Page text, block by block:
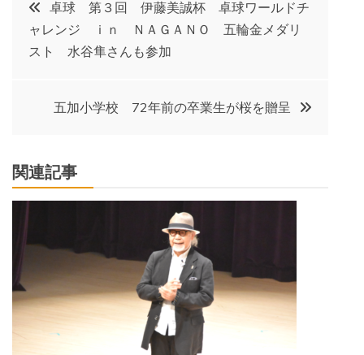
稿
ゲ
ー
シ
ョ
卓球 第３回 伊藤美誠杯 卓球ワールドチ
ャレンジ ｉｎ ＮＡＧＡＮＯ 五輪金メダリ
スト 水谷隼さんも参加
五加小学校 72年前の卒業生が桜を贈呈
関連記事